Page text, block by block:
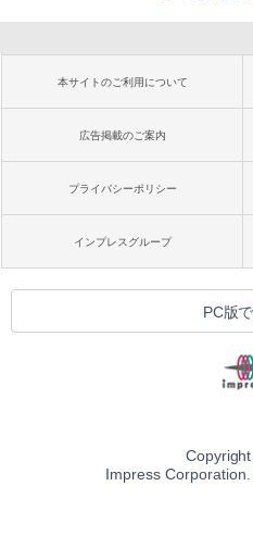
本サイトのご利用について
広告掲載のご案内
プライバシーポリシー
インプレスグループ
PC版
Impress Corporation.